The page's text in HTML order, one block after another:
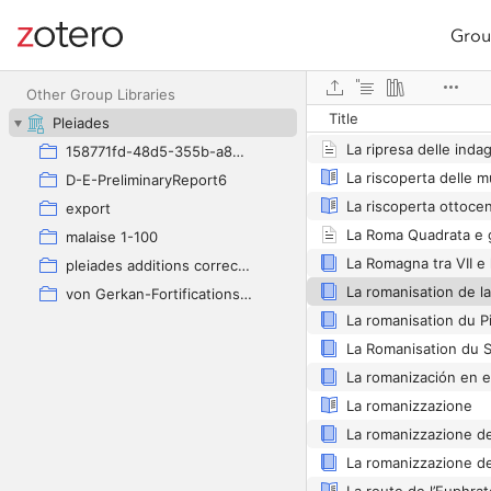
Site navigation
Other Group Libraries
Pleiades
158771fd-48d5-355b-a887-59923900a426
D-E-PreliminaryReport6
export
malaise 1-100
pleiades additions corrected
von Gerkan-Fortifications(Dura)
Title
La Rieti survey 1988-
La romanizzazione
La romanizzazione